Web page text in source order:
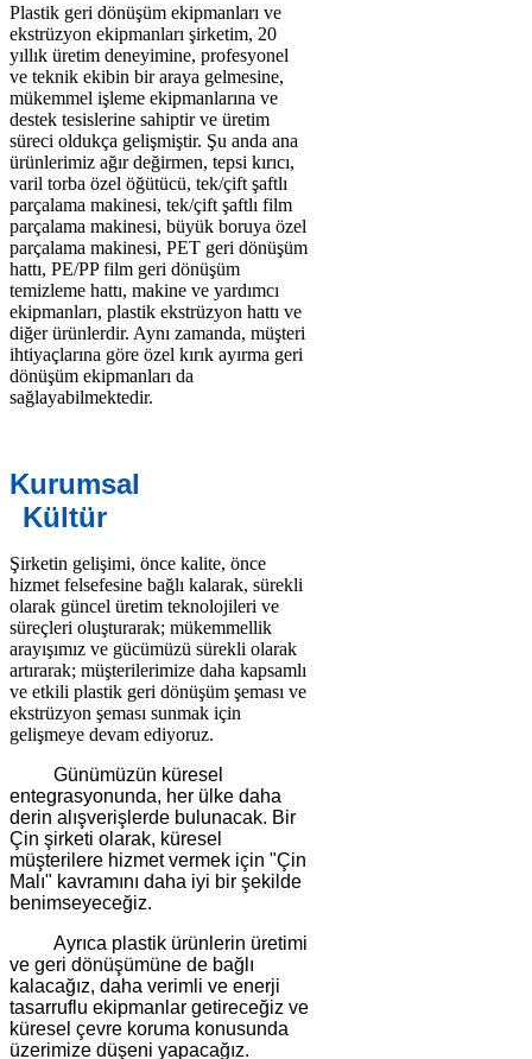
Plastik geri dönüşüm ekipmanları ve
ekstrüzyon ekipmanları şirketim, 20
yıllık üretim deneyimine, profesyonel
ve teknik ekibin bir araya gelmesine,
mükemmel işleme ekipmanlarına ve
destek tesislerine sahiptir ve üretim
süreci oldukça gelişmiştir. Şu anda ana
ürünlerimiz ağır değirmen, tepsi kırıcı,
varil torba özel öğütücü, tek/çift şaftlı
parçalama makinesi, tek/çift şaftlı film
parçalama makinesi, büyük boruya özel
parçalama makinesi, PET geri dönüşüm
hattı, PE/PP film geri dönüşüm
temizleme hattı, makine ve yardımcı
ekipmanları, plastik ekstrüzyon hattı ve
diğer ürünlerdir. Aynı zamanda, müşteri
ihtiyaçlarına göre özel kırık ayırma geri
dönüşüm ekipmanları da
sağlayabilmektedir.
Kurumsal
Kültür
Şirketin gelişimi, önce kalite, önce
hizmet felsefesine bağlı kalarak, sürekli
olarak güncel üretim teknolojileri ve
süreçleri oluşturarak; mükemmellik
arayışımız ve gücümüzü sürekli olarak
artırarak; müşterilerimize daha kapsamlı
ve etkili plastik geri dönüşüm şeması ve
ekstrüzyon şeması sunmak için
gelişmeye devam ediyoruz.
Günümüzün küresel
entegrasyonunda, her ülke daha
derin alışverişlerde bulunacak. Bir
Çin şirketi olarak, küresel
müşterilere hizmet vermek için "Çin
Malı" kavramını daha iyi bir şekilde
benimseyeceğiz.
Ayrıca plastik ürünlerin üretimi
ve geri dönüşümüne de bağlı
kalacağız, daha verimli ve enerji
tasarruflu ekipmanlar getireceğiz ve
küresel çevre koruma konusunda
üzerimize düşeni yapacağız.